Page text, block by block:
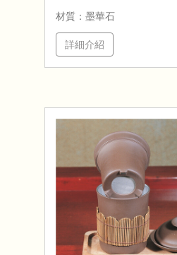
材質：墨華石
詳細介紹